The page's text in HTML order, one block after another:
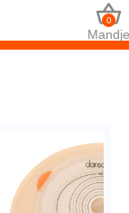
Mandje
0